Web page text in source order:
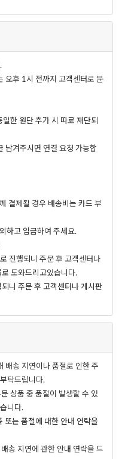
오후 1시 전까지 고객센터로 문
한 원단 추가 시 따로 재단되
남겨주시면 연결 요청 가능합
결제될 경우 배송비는 카드 부
하고 입금하여 주세요.
진행되니 주문 후 고객센터나
도와드리고있습니다.
니 주문 후 고객센터나 게시판
배송 지연이나 품절로 인한 주
탁드립니다.
상품 중 품절이 발생할 수 있
니다.
또는 품절에 대한 안내 연락을
송 지연에 관한 안내 연락을 드